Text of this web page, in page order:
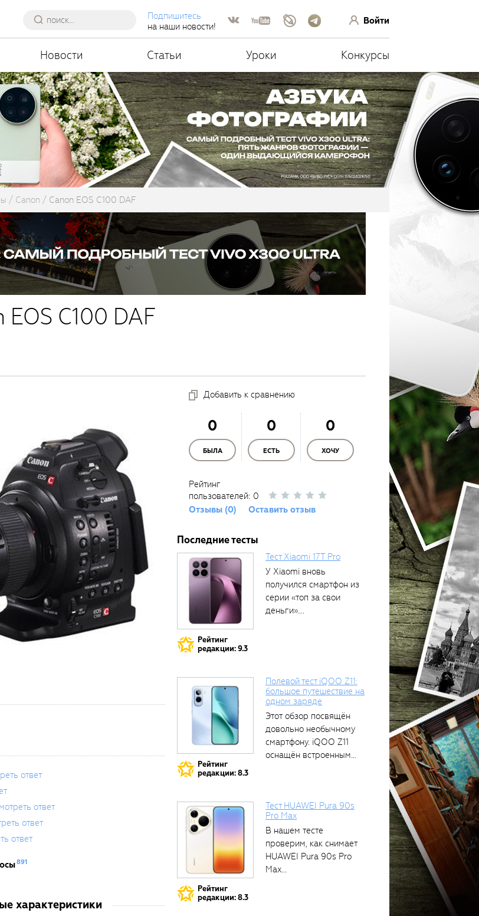
Подпишитесь
на наши новости!
Войти
Новости Статьи Уроки Конкурсы
Canon Canon EOS C100 DAF
C100 DAF
ответ
ответ
ответ
ответ
891
характеристики
Добавить к сравнению
0
БЫЛА
0
ЕСТЬ
0
ХОЧУ
Рейтинг
пользователей: 0
Отзывы (0)
Оставить отзыв
Последние тесты
Рейтинг
редакции: 9.3
Тест Xiaomi 17T Pro
У Xiaomi вновь
получился смартфон из
серии «топ за свои
деньги»....
Рейтинг
редакции: 8.3
Полевой тест iQOO Z11:
большое путешествие на
одном заряде
Этот обзор посвящён
довольно необычному
смартфону. iQOO Z11
оснащён встроенным
Рейтинг
редакции: 8.3
Тест HUAWEI Pura 90s
Pro Max
В нашем тесте
проверим, как снимает
HUAWEI Pura 90s Pro
Max...